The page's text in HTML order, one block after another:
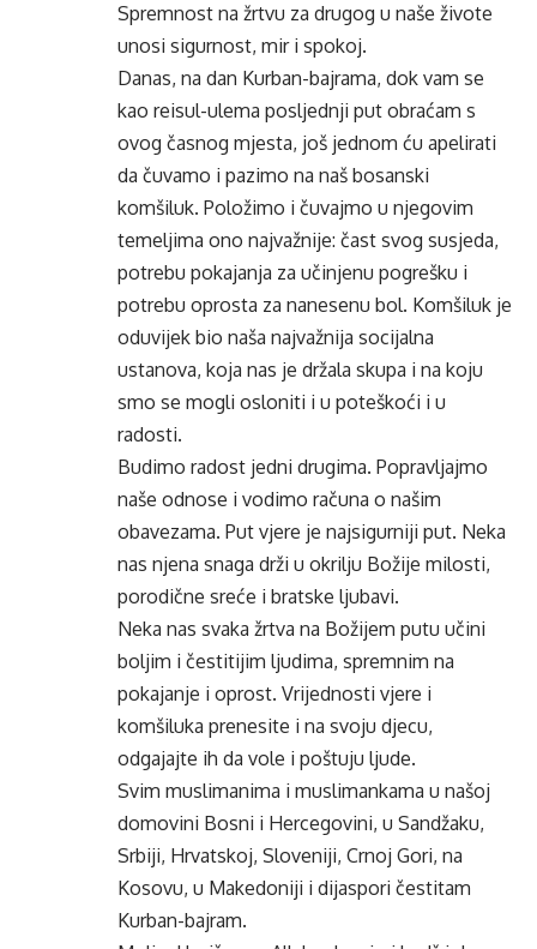
Spremnost na žrtvu za drugog u naše živote
unosi sigurnost, mir i spokoj.
Danas, na dan Kurban-bajrama, dok vam se
kao reisul-ulema posljednji put obraćam s
ovog časnog mjesta, još jednom ću apelirati
da čuvamo i pazimo na naš bosanski
komšiluk. Položimo i čuvajmo u njegovim
temeljima ono najvažnije: čast svog susjeda,
potrebu pokajanja za učinjenu pogrešku i
potrebu oprosta za nanesenu bol. Komšiluk je
oduvijek bio naša najvažnija socijalna
ustanova, koja nas je držala skupa i na koju
smo se mogli osloniti i u poteškoći i u
radosti.
Budimo radost jedni drugima. Popravljajmo
naše odnose i vodimo računa o našim
obavezama. Put vjere je najsigurniji put. Neka
nas njena snaga drži u okrilju Božije milosti,
porodične sreće i bratske ljubavi.
Neka nas svaka žrtva na Božijem putu učini
boljim i čestitijim ljudima, spremnim na
pokajanje i oprost. Vrijednosti vjere i
komšiluka prenesite i na svoju djecu,
odgajajte ih da vole i poštuju ljude.
Svim muslimanima i muslimankama u našoj
domovini Bosni i Hercegovini, u Sandžaku,
Srbiji, Hrvatskoj, Sloveniji, Crnoj Gori, na
Kosovu, u Makedoniji i dijaspori čestitam
Kurban-bajram.